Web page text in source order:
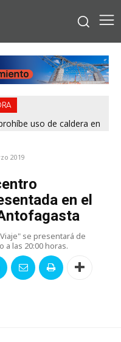
uso de caldera en
2019
en el
se presentará de
a las 20:00 horas.